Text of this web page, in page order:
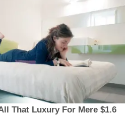
That Luxury For Mere $1.6